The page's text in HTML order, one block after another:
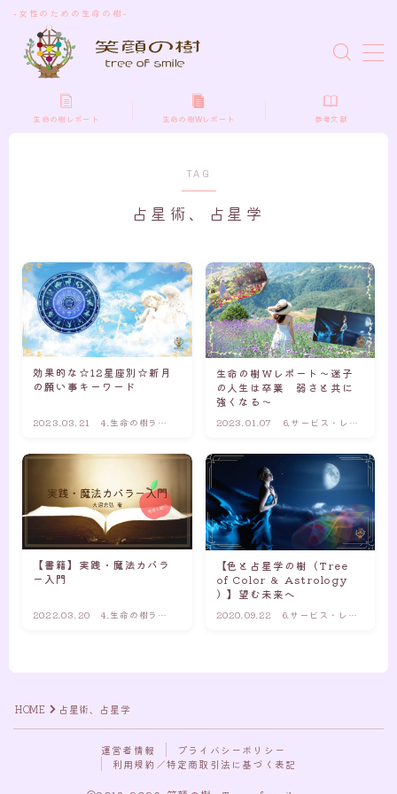
-女性のための生命の樹-
MENU
プロフィール
生命の樹レポート 生命の樹Wレポート 参考文献
TAG
占星術、占星学
効果的な☆12星座別☆新月
の願い事キーワード
2023.03.21
4.生命の樹ライ
生命の樹Wレポート～迷子
の人生は卒業 弱さと共に
強くなる～
2023.01.07
6.サービス・レポ
【書籍】実践・魔法カバラ
ー入門
2022.03.20
4.生命の樹ライ
【色と占星学の樹（Tree
of Color ＆ Astrology
）】望む未来へ
2020.09.22
6.サービス・レポ
HOME 占星術、占星学
運営者情報
プライバシーポリシー
利用規約／特定商取引法に基づく表記